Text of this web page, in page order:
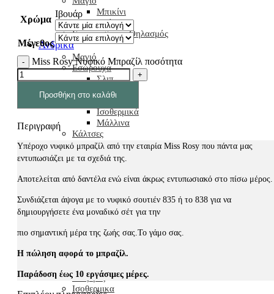
Μπικίνι
Ολόσωμα
Εγκυμοσύνη – Θηλασμός
Ανδρικά
Μαγιό
Εσώρουχα
Σλιπ
Μπόξερ
Φανελάκια
Ισοθερμικά
Μάλλινα
Κάλτσες
Βαμβακερές
Μάλλινες
Χωρίς λάστιχο
Πιτζάμες
Ρόμπες
Στρατός
Μαγιό
Πιτζάμες
Ισοθερμικα
Χρώμα
Ιβουάρ
Μέγεθος
Miss Rosy Nυφικό Μπραζίλ ποσότητα
Προσθήκη στο καλάθι
Περιγραφή
Υπέροχο νυφικό μπραζίλ από την εταιρία Miss Rosy που πάντα μας
εντυπωσιάζει με τα σχεδιά της.
Αποτελείται από δαντέλα ενώ είναι άκρως εντυπωσιακό στο πίσω μέρος.
Συνδιάζεται άψογα με το νυφικό σουτιέν 835 ή το 838 για να
δημιουργήσετε ένα μοναδικό σέτ για την
πιο σημαντική μέρα της ζωής σας.Το γάμο σας.
Η πώληση αφορά το μπραζίλ.
Παράδοση έως 10 εργάσιμες μέρες.